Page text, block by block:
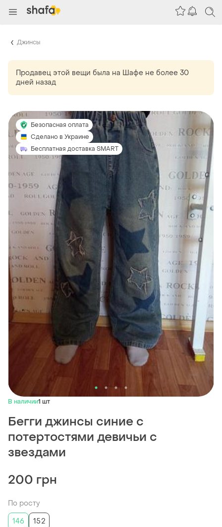
Джинсы
Продавец этой вещи была на Шафе не более 30
дней назад
Безопасная оплата
Сделано в Украине
Бесплатная доставка SMART
В наличии1 шт
Бегги джинсы синие с
потертостями девичьи с
звездами
200 грн
По росту
146
152